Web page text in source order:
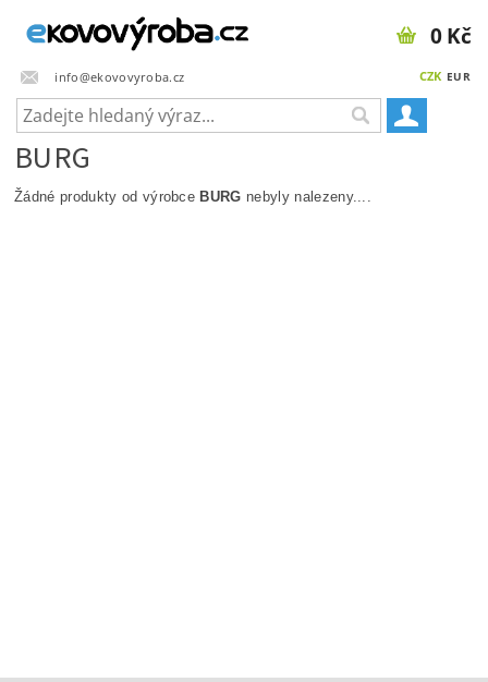
info@ekovovyroba.cz CZK EUR
0 Kč
BURG
Žádné produkty od výrobce BURG nebyly nalezeny....